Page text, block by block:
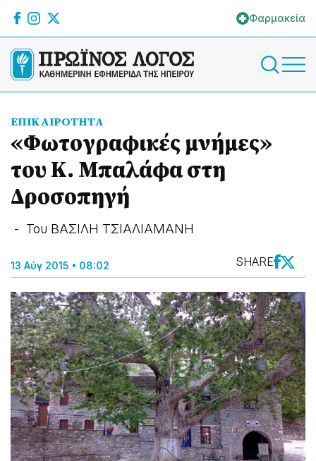
Φαρμακεία
ΕΠΙΚΑΙΡΟΤΗΤΑ
«Φωτογραφικές μνήμες»
του Κ. Μπαλάφα στη
Δροσοπηγή
- Του ΒΑΣΙΛΗ ΤΣΙΑΛΙΑΜΑΝΗ
13 Αύγ 2015 • 08:02 SHARE